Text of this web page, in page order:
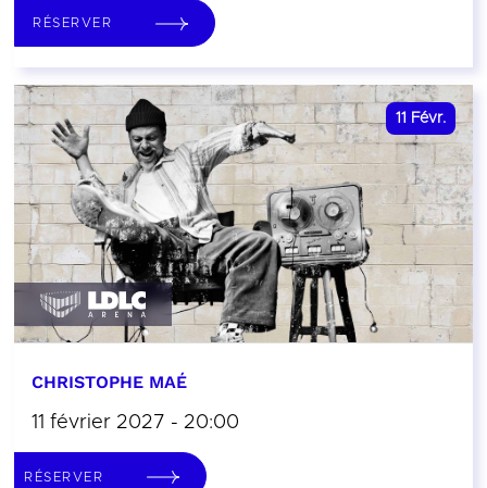
RÉSERVER
11 Févr.
CHRISTOPHE MAÉ
11 février 2027 - 20:00
RÉSERVER